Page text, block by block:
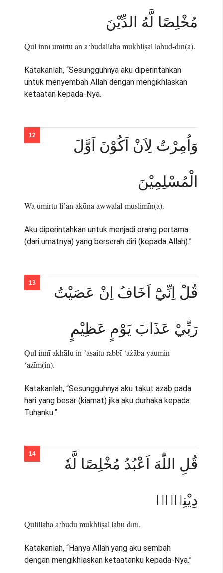
مُخْلِصًا لَّهُ الدِّيْنَ
Qul innī umirtu an a‘budallāha mukhliṣal lahud-dīn(a).
Katakanlah, “Sesungguhnya aku diperintahkan
untuk menyembah Allah dengan mengikhlaskan
ketaatan kepada-Nya.
وَاُمِرْتُ لِاَنْ اَكُوْنَ اَوَّلَ
الْمُسْلِمِيْنَ
Wa umirtu li’an akūna awwalal-muslimīn(a).
Aku diperintahkan untuk menjadi orang pertama
(dari umatnya) yang berserah diri (kepada Allah).”
قُلْ اِنِّيْٓ اَخَافُ اِنْ عَصَيْتُ
رَبِّيْ عَذَابَ يَوْمٍ عَظِيْمٍ
Qul innī akhāfu in ‘aṣaitu rabbī ‘ażāba yaumin
‘aẓīm(in).
Katakanlah, “Sesungguhnya aku takut azab pada
hari yang besar (kiamat) jika aku durhaka kepada
Tuhanku.”
قُلِ اللّٰهَ اَعْبُدُ مُخْلِصًا لَّهٗ
دِيْنِيْۚ
Qulillāha a‘budu mukhliṣal lahū dīnī.
Katakanlah, “Hanya Allah yang aku sembah
dengan mengikhlaskan ketaatanku kepada-Nya.”